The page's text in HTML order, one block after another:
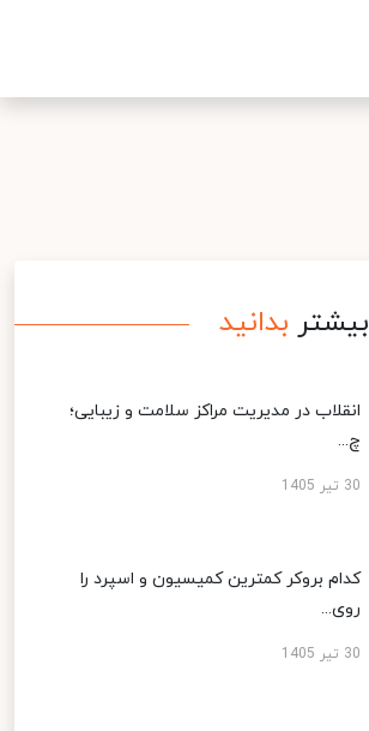
بیشتر بدانید
انقلاب در مدیریت مراکز سلامت و زیبایی؛
چ...
30 تیر 1405
کدام بروکر کمترین کمیسیون و اسپرد را
روی...
30 تیر 1405